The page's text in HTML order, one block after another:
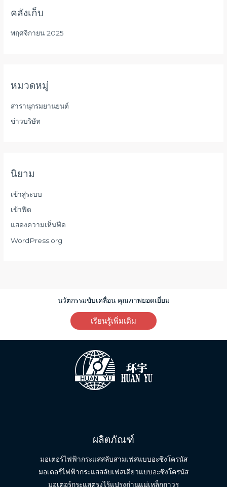
คลังเก็บ
พฤศจิกายน 2025
หมวดหมู่
สารานุกรมยานยนต์
ข่าวบริษัท
นิยาม
เข้าสู่ระบบ
เข้าฟีด
แสดงความเห็นฟีด
WordPress.org
นวัตกรรมขับเคลื่อน คุณภาพยอดเยี่ยม
เรียนรู้เพิ่มเติม
ผลิตภัณฑ์
มอเตอร์ไฟฟ้ากระแสสลับสามเฟสแบบอะซิงโครนัส
มอเตอร์ไฟฟ้ากระแสสลับเฟสเดียวแบบอะซิงโครนัส
มอเตอร์กระแสตรงไร้แปรงถ่านแม่เหล็กถาวร